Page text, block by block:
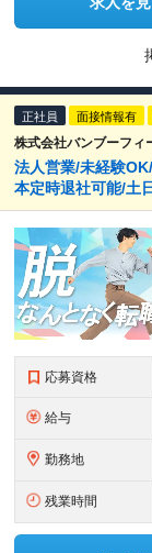
正社員 面接情報有
株式会社バンブーフィ
法人営業/未経験
本定時退社可能/土
応募資格
給与
勤務地
残業時間